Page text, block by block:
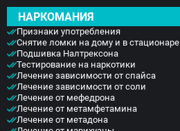
Шатура
Истра
Ликино-Дулёво
Можайск
Дедовск
Электрогорск
Луховицы
Лосино-Петровский
Красноармейск
НАРКОМАНИЯ
Признаки употребления
Снятие ломки на дому и в стационаре
Подшивка Налтрексона
Тестирование на наркотики
Лечение зависимости от спайса
Лечение зависимости от соли
Лечение от мефедрона
Лечение от метамфетамина
Лечение от метадона